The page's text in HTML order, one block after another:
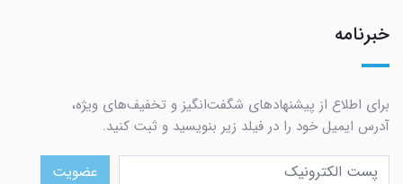
خبرنامه
برای اطلاع از پیشنهادهای شگفت‌انگیز و تخفیف‌های ویژه،
آدرس ایمیل خود را در فیلد زیر بنویسید و ثبت کنید.
عضویت